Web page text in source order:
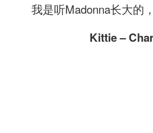
我是听Madonna长大的
Kittie –